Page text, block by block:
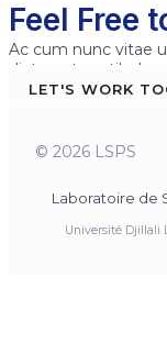
Feel Free
Ac cum nunc vitae
dictumst
LET'S WORK
© 2026 LSPS
Laboratoire de
Université Djillali